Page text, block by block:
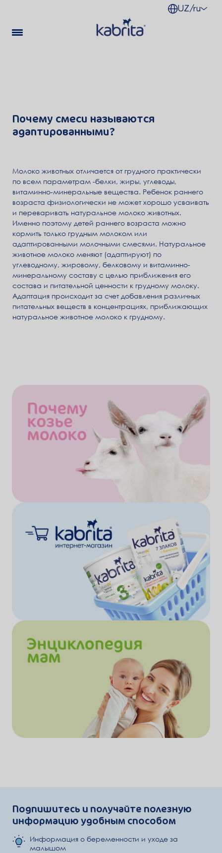
UZ/ru
Почему смеси называются
адаптированными?
Молоко животных отличается от грудного практически
по всем параметрам -белки, жиры, углеводы,
витаминно-минеральные вещества. Ребенок раннего
возраста физиологически не может хорошо усваивать
и переваривать натуральное молоко животных.
Именно поэтому детей раннего возраста можно
кормить только грудным молоком или
адаптированными молочными смесями. Натуральное
животное молоко меняют (адаптируют) по
углеводному, жировому, белковому и витаминно-
минеральному составу с целью приближения его
состава и питательной ценности к грудному молоку.
Адаптация происходит за счет добавления различных
питательных веществ в концентрациях, приближающих
натуральное животное молоко к грудному.
Подпишитесь и получайте полезную
информацию удобным способом
Информация о беременности и уходе за
малышом